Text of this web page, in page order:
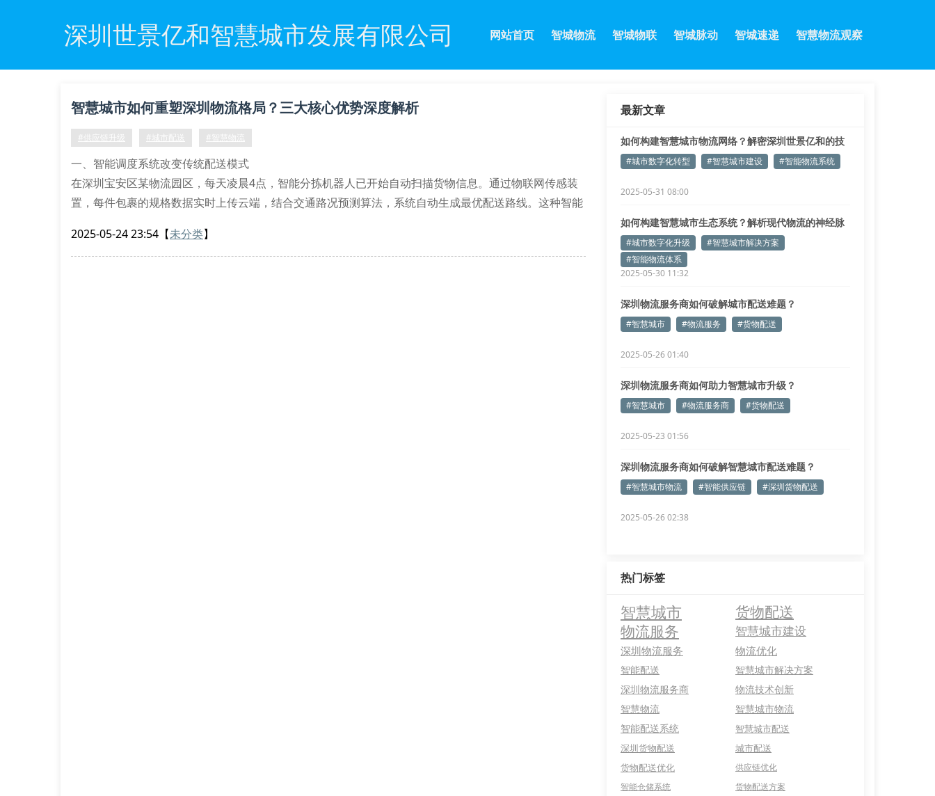
深圳世景亿和智慧城市发展有限公司 网站首页 智城物流 智城物联 智城脉动 智城速递 智慧物流观察
智慧城市如何重塑深圳物流格局？三大核心优势深度解析
#供应链升级 #城市配送 #智慧物流
一、智能调度系统改变传统配送模式
在深圳宝安区某物流园区，每天凌晨4点，智能分拣机器人已开始自动扫描货物信息。通过物联网传感装
置，每件包裹的规格数据实时上传云端，结合交通路况预测算法，系统自动生成最优配送路线。这种智能
智慧物流体系中的实时监控模块，可精准追踪冷链运输中的温湿度变化。当传感器检测到异常数据时，调
2025-05-24 23:54 【未分类】
最新文章
如何构建智慧城市物流网络？解密深圳世景亿和的技
术实践
#城市数字化转型 #智慧城市建设 #智能物流系统
2025-05-31 08:00
如何构建智慧城市生态系统？解析现代物流的神经脉
络#城市数字化升级
#智慧城市解决方案
#智能物流体系
2025-05-30 11:32
深圳物流服务商如何破解城市配送难题？
#智慧城市 #物流服务 #货物配送
2025-05-26 01:40
深圳物流服务商如何助力智慧城市升级？
#智慧城市 #物流服务商 #货物配送
2025-05-23 01:56
深圳物流服务商如何破解智慧城市配送难题？
#智慧城市物流 #智能供应链 #深圳货物配送
2025-05-26 02:38
热门标签
智慧城市
货物配送
物流服务
智慧城市建设
深圳物流服务 物流优化
智能配送
智慧城市解决方案
深圳物流服务商
物流技术创新
智慧物流
智慧城市物流
智能配送系统
智慧城市配送
深圳货物配送
城市配送
货物配送优化
供应链优化
智能仓储系统
货物配送方案